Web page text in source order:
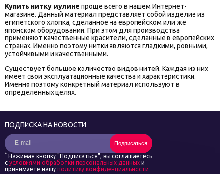
Купить нитку мулине проще всего в нашем Интернет-
магазине. Данный материал представляет собой изделие из
египетского хлопка, сделанное на европейском или же
японском оборудовании. При этом для производства
применяют качественные красители, сделанные в европейских
странах. Именно поэтому нитки являются гладкими, ровными,
устойчивыми и качественными.
Существует большое количество видов нитей. Каждая из них
имеет свои эксплуатационные качества и характеристики.
Именно поэтому конкретный материал используют в
определенных целях.
ПОДПИСКА НА НОВОСТИ
Подписаться
* Нажимая кнопку "Подписаться", вы соглашаетесь
с условиями обработки персональных данных и
принимаете нашу политику конфиденциальности